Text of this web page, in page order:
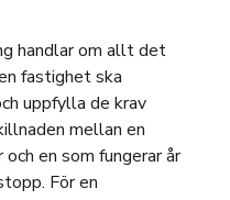
handlar om allt det
fastighet ska
uppfylla de krav
mellan en
en som fungerar år
För en